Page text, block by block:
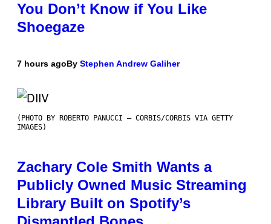
You Don’t Know if You Like
Shoegaze
7 hours agoBy Stephen Andrew Galiher
(PHOTO BY ROBERTO PANUCCI – CORBIS/CORBIS VIA GETTY
IMAGES)
Zachary Cole Smith Wants a
Publicly Owned Music Streaming
Library Built on Spotify’s